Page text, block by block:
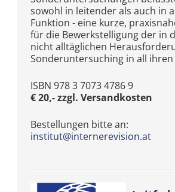
sowohl in leitender als auch in
Funktion - eine kurze,
für die Bewerkstelligung der in
nicht alltäglichen
Sonderuntersuching in all ihren
ISBN 978 3 7073 4786 9
€ 20,- zzgl. Versandkosten
Bestellungen bitte an:
institut@internerevision.at